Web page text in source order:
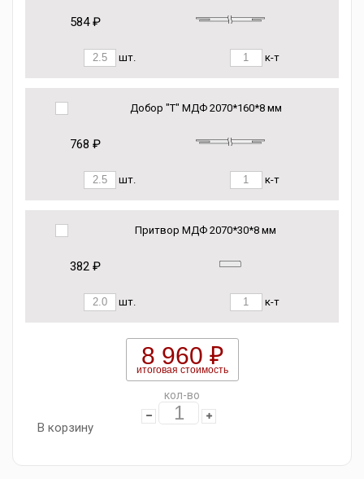
584 ₽
шт. к-т
Добор "Т" МДФ 2070*160*8 мм
768 ₽
шт. к-т
Притвор МДФ 2070*30*8 мм
382 ₽
шт. к-т
8 960 ₽
итоговая стоимость
кол-во
В корзину